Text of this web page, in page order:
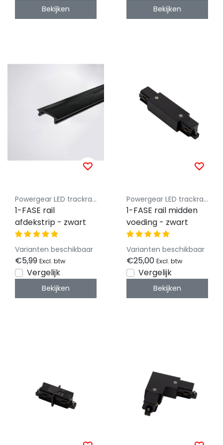
Bekijken Bekijken
Powergear LED trackrail 1 fase
1-FASE rail
afdekstrip - zwart
Varianten beschikbaar
€5,99 Excl. btw
Vergelijk
Bekijken
Powergear LED trackrail 1 fase
1-FASE rail midden
voeding - zwart
Varianten beschikbaar
€25,00 Excl. btw
Vergelijk
Bekijken